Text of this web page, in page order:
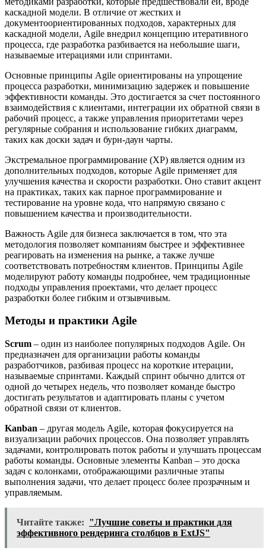
каскадной модели. В отличие от жестких и
документоориентированных подходов, характерных для
каскадной модели, Agile внедрил концепцию итеративного
процесса, где разработка разбивается на небольшие шаги,
называемые итерациями или спринтами.
Основные принципы Agile ориентированы на упрощение
процесса разработки, минимизацию задержек и повышение
эффективности команды. Это достигается за счет постоянного
взаимодействия с клиентами, интеграции их обратной связи в
рабочий процесс, а также управления приоритетами через
регулярные собрания и использование гибких диаграмм,
таких как доски задач и бурн-даун чарты.
Экстремальное программирование (XP) является одним из
дополнительных подходов, которые Agile применяет для
улучшения качества и скорости разработки. Оно ставит акцент
на практиках, таких как парное программирование и
тестирование на уровне кода, что напрямую связано с
повышением качества и производительности.
Важность Agile для бизнеса заключается в том, что эта
методология позволяет компаниям быстрее и эффективнее
реагировать на изменения на рынке, а также лучше
соответствовать потребностям клиентов. Принципы Agile
моделируют работу команды подробнее, чем традиционные
подходы управления проектами, что делает процесс
разработки более гибким и отзывчивым.
Методы и практики Agile
Scrum – один из наиболее популярных подходов Agile. Он
предназначен для организации работы команды
разработчиков, разбивая процесс на короткие итерации,
называемые спринтами. Каждый спринт обычно длится от
одной до четырех недель, что позволяет команде быстро
достигать результатов и адаптировать планы с учетом
обратной связи от клиентов.
Kanban – другая модель Agile, которая фокусируется на
визуализации рабочих процессов. Она позволяет управлять
задачами, контролировать поток работы и улучшать процессам
работы команды. Основные элементы Kanban – это доска
задач с колонками, отображающими различные этапы
выполнения задачи, что делает процесс более прозрачным и
управляемым.
Читайте также: "Лучшие советы и практики для
эффективного рендеринга столбцов в ExtJS"